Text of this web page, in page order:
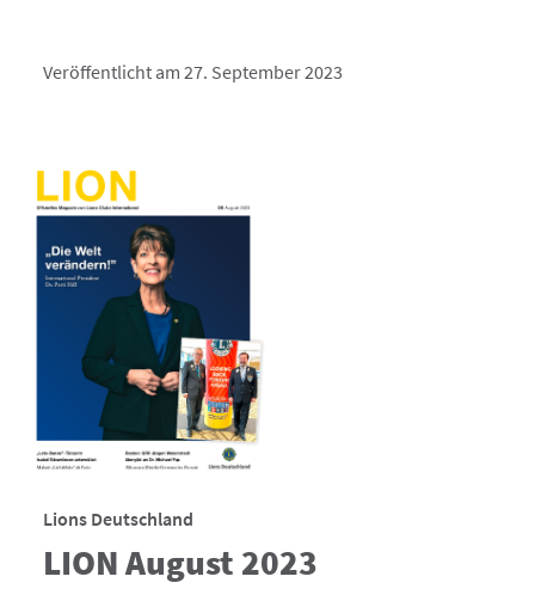
Veröffentlicht am 27. September 2023
Lions Deutschland
LION August 2023